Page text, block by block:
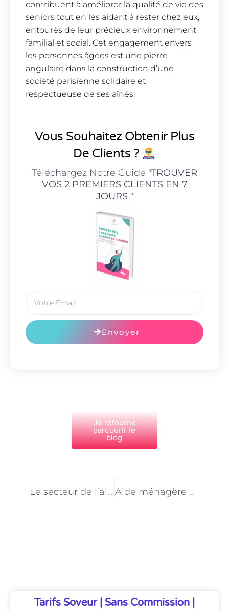
contribuent à améliorer la qualité de vie des
seniors tout en les aidant à rester chez eux,
entourés de leur précieux environnement
familial et social. Cet engagement envers
les personnes âgées est une pierre
angulaire dans la construction d’une
société parisienne solidaire et
respectueuse de ses aînés.
Vous Souhaitez Obtenir Plus
De Clients ?
Téléchargez Notre Guide "TROUVER
VOS 2 PREMIERS CLIENTS EN 7
JOURS"
Envoyer
Je retourne
parcourir le
blog
Le secteur de l’aide à domicile à Paris : opportunités et perspectives Aide ménagère à Paris : commentaire conciliateur vie professionnelle et personnelle ?
Tarifs Soveur | Sans Commission |